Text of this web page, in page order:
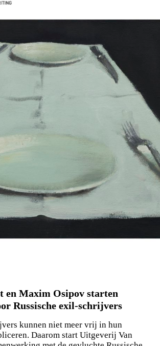
en Maxim Osipov starten
Russische exil-schrijvers
kunnen niet meer vrij in hun
Daarom start Uitgeverij Van